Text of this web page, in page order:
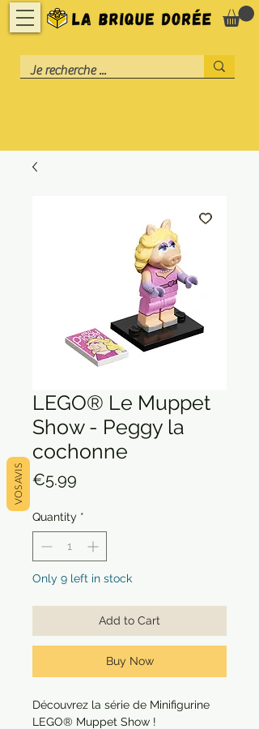
LEGO® Le Muppet
Show - Peggy la
cochonne
€5.99
Quantity *
Only 9 left in stock
Add to Cart
Buy Now
Découvrez la série de Minifigurine
LEGO® Muppet Show !
VOS AVIS